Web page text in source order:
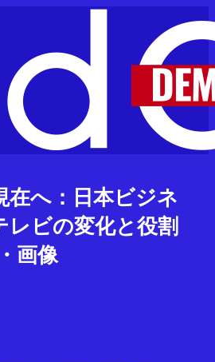
在へ：日本ビジネ
レビの変化と役割
画像